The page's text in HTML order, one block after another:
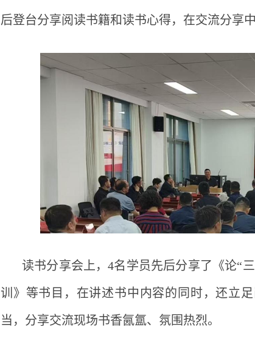
后登台分享阅读书籍和读书心得，在交流分享
读书分享会上，4名学员先后分享了《论“
训》等书目，在讲述书中内容的同时，还立
当，分享交流现场书香氤氲、氛围热烈。